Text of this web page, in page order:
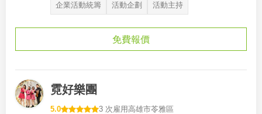
企業活動統籌 活動企劃 活動主持
免費報價
霓好樂團
5.0 3 次雇用高雄市苓雅區